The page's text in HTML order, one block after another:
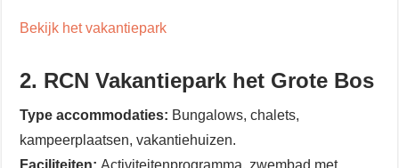
Bekijk het vakantiepark
2. RCN Vakantiepark het Grote Bos
Type accommodaties: Bungalows, chalets,
kampeerplaatsen, vakantiehuizen.
Faciliteiten:Activiteitenprogramma, zwembad met